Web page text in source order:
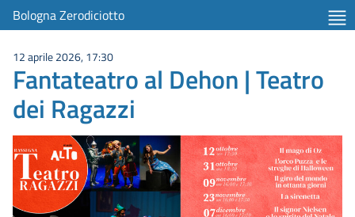
Bologna Zerodiciotto
12 aprile 2026, 17:30
Fantateatro al Dehon | Teatro
dei Ragazzi